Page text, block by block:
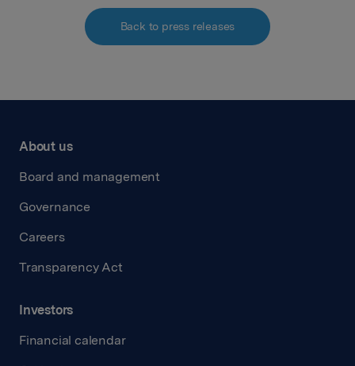
Back to press releases
About us
Board and management
Governance
Careers
Transparency Act
Investors
Financial calendar